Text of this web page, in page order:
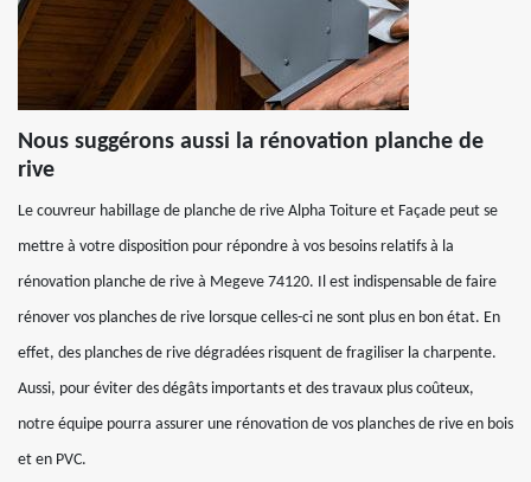
Nous suggérons aussi la rénovation planche de
rive
Le couvreur habillage de planche de rive Alpha Toiture et Façade peut se
mettre à votre disposition pour répondre à vos besoins relatifs à la
rénovation planche de rive à Megeve 74120. Il est indispensable de faire
rénover vos planches de rive lorsque celles-ci ne sont plus en bon état. En
effet, des planches de rive dégradées risquent de fragiliser la charpente.
Aussi, pour éviter des dégâts importants et des travaux plus coûteux,
notre équipe pourra assurer une rénovation de vos planches de rive en bois
et en PVC.